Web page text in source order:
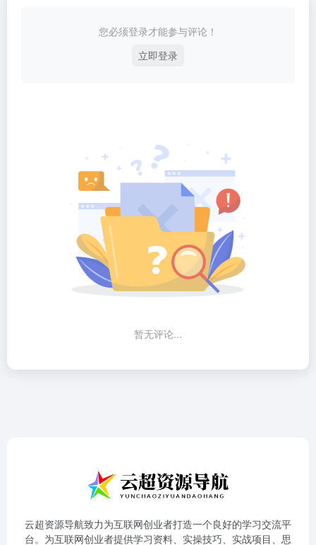
您必须登录才能参与评论！
立即登录
暂无评论...
云超资源导航致力为互联网创业者打造一个良好的学习交流平
台。为互联网创业者提供学习资料、实操技巧、实战项目、思